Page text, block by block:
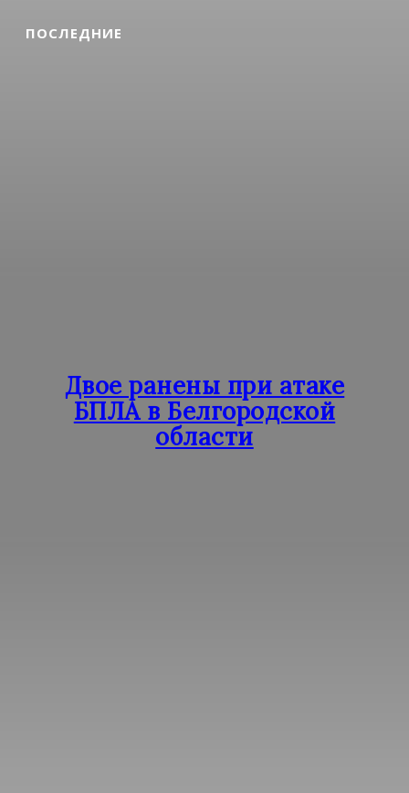
ПОСЛЕДНИЕ
Двое ранены при атаке
БПЛА в Белгородской
области